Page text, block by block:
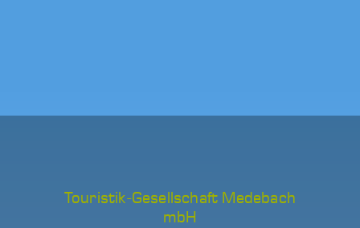
Touristik-Gesellschaft Medebach
mbH